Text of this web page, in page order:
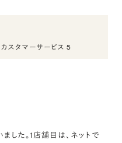
カスタマーサービス 5
した。1店舗目は、ネットで